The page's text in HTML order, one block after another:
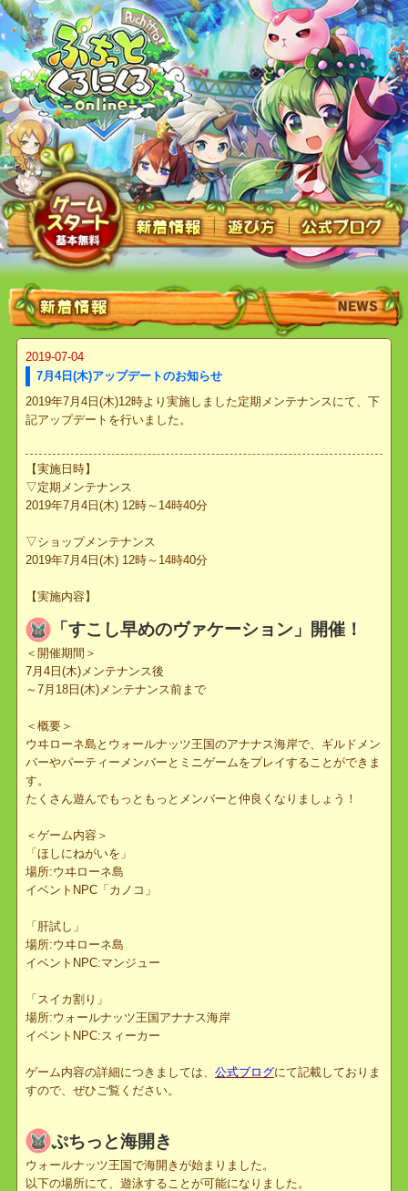
2019-07-04
7月4日(木)アップデートのお知らせ
2019年7月4日(木)12時より実施しました定期メンテナンスにて、下
【実施日時】
2019年7月4日(木) 12時～14時40分
2019年7月4日(木) 12時～14時40分
【実施内容】
「すこし早めのヴァケーション」開催！
＜開催期間＞
7月4日(木)メンテナンス後
～7月18日(木)メンテナンス前まで
＜概要＞
ウヰローネ島とウォールナッツ王国のアナナス海岸で、ギルドメン
す。
たくさん遊んでもっともっとメンバーと仲良くなりましょう！
＜ゲーム内容＞
場所:ウヰローネ島
イベントNPC「カノコ」
「肝試し」
場所:ウヰローネ島
イベントNPC:マンジュー
「スイカ割り」
場所:ウォールナッツ王国アナナス海岸
ゲーム内容の詳細につきましては、
すので、ぜひご覧ください。